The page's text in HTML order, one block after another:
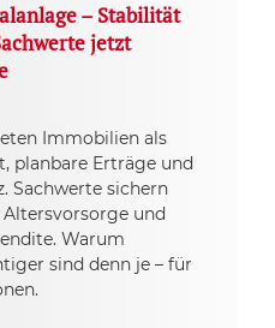
– Stabilität
jetzt
Immobilien als
planbare Erträge und
Sachwerte sichern
und
Warum
sind denn je – für